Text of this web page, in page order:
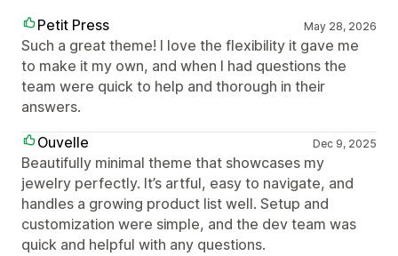
Petit Press May 28, 2026
Such a great theme! I love the flexibility it gave me
to make it my own, and when I had questions the
team were quick to help and thorough in their
answers.
Ouvelle
Dec 9, 2025
Beautifully minimal theme that showcases my
jewelry perfectly. It’s artful, easy to navigate, and
handles a growing product list well. Setup and
customization were simple, and the dev team was
quick and helpful with any questions.